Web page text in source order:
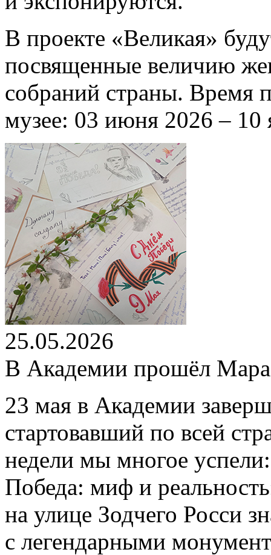
В проекте «Великая»
посвященные величию
собраний страны. Время
музее: 03 июня 2026 – 10
25.05.2026
В Академии прошёл
23 мая в Академии
стартовавший по всей
недели мы многое
Победа: миф и
на улице Зодчего Росси
c легендарными